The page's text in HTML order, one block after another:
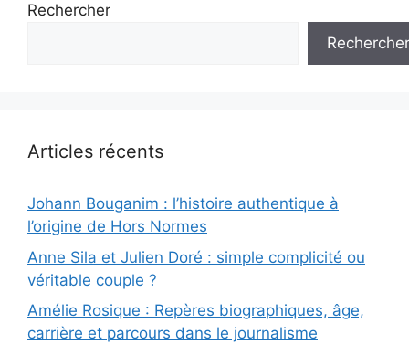
Rechercher
Rechercher
Articles récents
Johann Bouganim : l’histoire authentique à
l’origine de Hors Normes
Anne Sila et Julien Doré : simple complicité ou
véritable couple ?
Amélie Rosique : Repères biographiques, âge,
carrière et parcours dans le journalisme